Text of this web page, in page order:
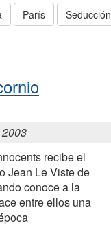
París Seducción
recibe el
Jean Le Viste de
conoce a la
entre ellos una